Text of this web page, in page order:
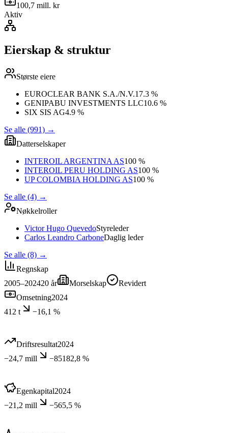
100,7 mill. kr
Aktiv
Eierskap & struktur
Største eiere
EUROCLEAR BANK S.A./N.V.17.3 %
GENIPABU INVESTMENTS LLC10.6 %
SIX SIS AG4.9 %
Se alle (991) →
Datterselskaper
INTEROIL ARGENTINA AS100 %
INTEROIL PERU HOLDING AS100 %
UP COLOMBIA HOLDING AS100 %
Se alle (4) →
Nøkkelroller
Victor Hugo QuevedoStyreleder
Carlos Leandro CarboneDaglig leder
Se alle (8) →
Regnskap
2005–202420 år Morselskap
Revidert
Omsetning2024
412 t
−16,1 %
Driftsresultat2024
−24,7 mill
−85182,8 %
Egenkapital2024
−21,2 mill
−565,5 %